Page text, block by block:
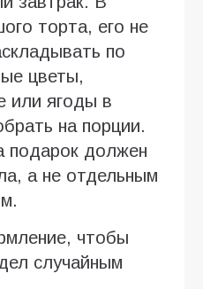
торта, его не
по
цветы,
или ягоды в
на порции.
подарок должен
а не отдельным
чтобы
случайным